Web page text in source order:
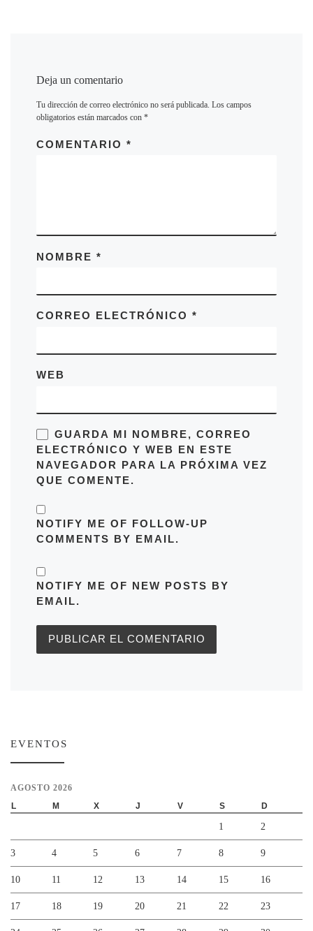
Deja un comentario
Tu dirección de correo electrónico no será publicada. Los campos
obligatorios están marcados con *
COMENTARIO *
NOMBRE *
CORREO ELECTRÓNICO *
WEB
GUARDA MI NOMBRE, CORREO
ELECTRÓNICO Y WEB EN ESTE
NAVEGADOR PARA LA PRÓXIMA VEZ
QUE COMENTE.
NOTIFY ME OF FOLLOW-UP
COMMENTS BY EMAIL.
NOTIFY ME OF NEW POSTS BY
EMAIL.
EVENTOS
AGOSTO 2026
L
M X J V S D
1 2
3 4 5 6 7 8 9
10 11 12 13 14 15 16
17 18 19 20 21 22 23